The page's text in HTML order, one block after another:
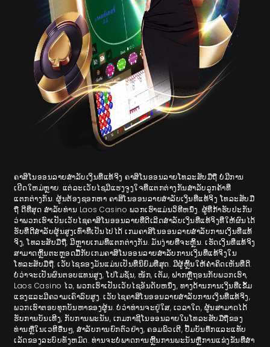
ຄາສິໂນອອນລາຍສໍາລັບເງິນທີ່ແທ້ຈິງ ຄາສິໂນອອນລາຍໂທລະສັບມືຖື ບໍ່ມີການ
ເປີດໃຫມ່ຫຼາຍ. ແຕ່ລະເວັບໄຊມີແຮງຈູງໃຈທີ່ແຕກຕ່າງກັນສໍາລັບລູກຄ້າທີ່
ແຕກຕ່າງກັນ. ຜູ້ນຕ້ອງຊອກຫາ ຄາສິໂນອອນລາຍສໍາລັບເງິນທີ່ແທ້ຈິງ ໂທລະ​ສັບ​ມື​
ຖື ດີ​ທີ່​ສຸດ ສໍາລັບທ່ານ Laos Casino ພວກເຮົາແມ່ນວິທີຫນຶ່ງ. ຜູ້ທີ່ກ້າຮັບປະກັນ
ວ່າພວກເຮົາເປັນເວັບໄຊຄາສິໂນອອນລາຍທີ່ດີເລີດສໍາລັບເງິນທີ່ແທ້ຈິງທີ່ໃຫ້ຜົນໄດ້
ຮັບທີ່ດີສໍາລັບຜູ້ນສູງເທົ່າທີ່ເປັນໄປໄດ້ ເກມຄາສິໂນອອນລາຍສໍາລັບການເງິນທີ່ແທ້
ຈິງ, ໂທລະສັບມືຖື, ມີຫຼາຍເກມທີ່ແຕກຕ່າງກັນ. ມັນງ່າຍທີ່ຈະຫຼິ້ນ. ເຮັດເງິນທີ່ແທ້ຈິງ
ສາມາດຫຼິ້ນຕະຫຼອດມື້ກັບເກມຄາສິໂນອອນລາຍສໍາລັບການເງິນທີ່ແທ້ຈິງໃນ
ໂທລະສັບມືຖື. ເວັບໄຊຂອງມັນແມ່ນເປັນທີ່ນິຍົມທີ່ສຸດ. ມີຜູ້ຫຼິ້ນໃຫ້ຄໍາຄິດເຫັນທີ່ດີ.
ບໍ່ວ່າຈະເປັນຜົນຕອບແທນສູງ, ໂປໂມຊັ່ນ, ໜັກ, ເຕັມ, ຝາກຫຼືຖອນກັບພວກເຮົາ,
Laos Casino ໄວ, ພວກເຮົາເປັນເວັບໄຊອັນດັບຫນຶ່ງ, ທາງດ້ານການເງິນທີ່ເຂັ້ມ
ແຂງແລະມີຄວາມເຄົາລົບສູງ. ເວັບໄຊຄາສິໂນອອນລາຍສໍາລັບການເງິນທີ່ແທ້ຈິງ,
ພວກເຮົາຕອບທຸກບັນຫາຂອງຜູ້ນ. ບໍ່ວ່າທ່ານຈະຢູ່ໃສ, ເວລາໃດ, ຜູ້ນສາມາດໄດ້
ຮັບການບັນເທີງ, ກັບການພະນັນ, ເກມກາຊີໂນອອນລາຍໃນໂທລະສັບມືຖືຂອງ
ທ່ານຫຼືໃນເວທີອື່ນໆ, ສໍາລັບການຍົກຕົວຢ່າງ, ຄອມພິວເຕີ, ປື້ມບັນທຶກແລະແທັບ
ເລັດຂອງລະບົບທັງຫມົດ. ທ່ານຈະບໍ່ພາດການຫຼີ້ນການພະນັນຫຼືການແຂ່ງຂັນທີ່ສໍາ